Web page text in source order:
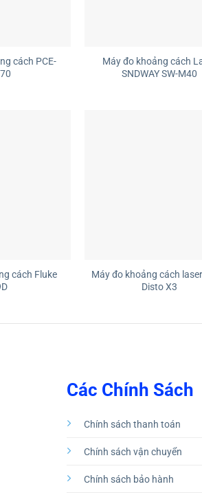
cách PCE-
Máy đo khoảng cách
SNDWAY SW-M40
cách Fluke
Máy đo khoảng cách
Disto X3
Các Chính Sách
Chính sách thanh toán
Chính sách vận chuyển
Chính sách bảo hành